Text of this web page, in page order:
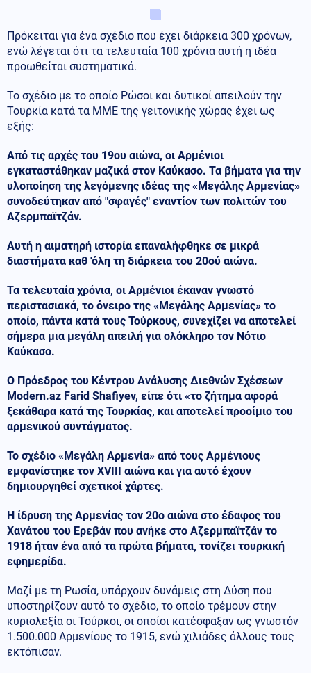
Πρόκειται για ένα σχέδιο που έχει διάρκεια 300 χρόνων,
ενώ λέγεται ότι τα τελευταία 100 χρόνια αυτή η ιδέα
προωθείται συστηματικά.
Το σχέδιο με το οποίο Ρώσοι και δυτικοί απειλούν την
Τουρκία κατά τα ΜΜΕ της γειτονικής χώρας έχει ως
εξής:
Από τις αρχές του 19ου αιώνα, οι Αρμένιοι
εγκαταστάθηκαν μαζικά στον Καύκασο. Τα βήματα για την
υλοποίηση της λεγόμενης ιδέας της «Μεγάλης Αρμενίας»
συνοδεύτηκαν από "σφαγές" εναντίον των πολιτών του
Αζερμπαϊτζάν.
Αυτή η αιματηρή ιστορία επαναλήφθηκε σε μικρά
διαστήματα καθ 'όλη τη διάρκεια του 20ού αιώνα.
Τα τελευταία χρόνια, οι Αρμένιοι έκαναν γνωστό
περιστασιακά, το όνειρο της «Μεγάλης Αρμενίας» το
οποίο, πάντα κατά τους Τούρκους, συνεχίζει να αποτελεί
σήμερα μια μεγάλη απειλή για ολόκληρο τον Νότιο
Καύκασο.
Ο Πρόεδρος του Κέντρου Ανάλυσης Διεθνών Σχέσεων
Modern.az Farid Shafiyev, είπε ότι «το ζήτημα αφορά
ξεκάθαρα κατά της Τουρκίας, και αποτελεί προοίμιο του
αρμενικού συντάγματος.
Το σχέδιο «Μεγάλη Αρμενία» από τους Αρμένιους
εμφανίστηκε τον XVIII αιώνα και για αυτό έχουν
δημιουργηθεί σχετικοί χάρτες.
Η ίδρυση της Αρμενίας τον 20ο αιώνα στο έδαφος του
Χανάτου του Ερεβάν που ανήκε στο Αζερμπαϊτζάν το
1918 ήταν ένα από τα πρώτα βήματα, τονίζει τουρκική
εφημερίδα.
Μαζί με τη Ρωσία, υπάρχουν δυνάμεις στη Δύση που
υποστηρίζουν αυτό το σχέδιο, το οποίο τρέμουν στην
κυριολεξία οι Τούρκοι, οι οποίοι κατέσφαξαν ως γνωστόν
1.500.000 Αρμενίους το 1915, ενώ χιλιάδες άλλους τους
εκτόπισαν.